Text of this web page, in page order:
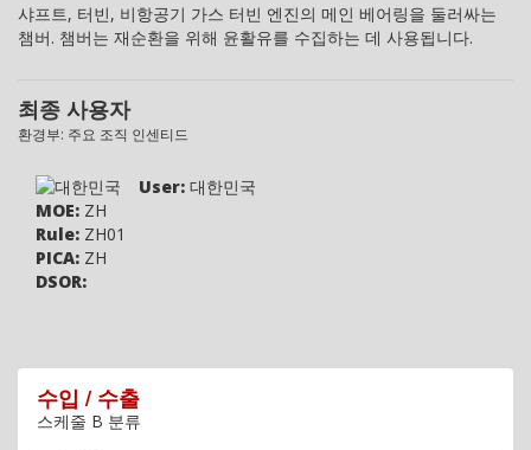
샤프트, 터빈, 비항공기 가스 터빈 엔진의 메인 베어링을 둘러싸는
챔버. 챔버는 재순환을 위해 윤활유를 수집하는 데 사용됩니다.
최종 사용자
환경부: 주요 조직 인센티드
User: 대한민국
MOE: ZH
Rule: ZH01
PICA: ZH
DSOR:
수입 / 수출
스케줄 B 분류